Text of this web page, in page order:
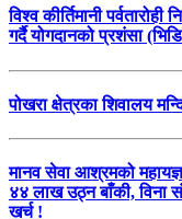
विश्व कीर्तिमानी
गर्दै योगदानको प्रशंसा
पोखरा क्षेत्रका शिवालय
मानव सेवा आश्रमको
४४ लाख उठ्न बाँकी, विना
खर्च !